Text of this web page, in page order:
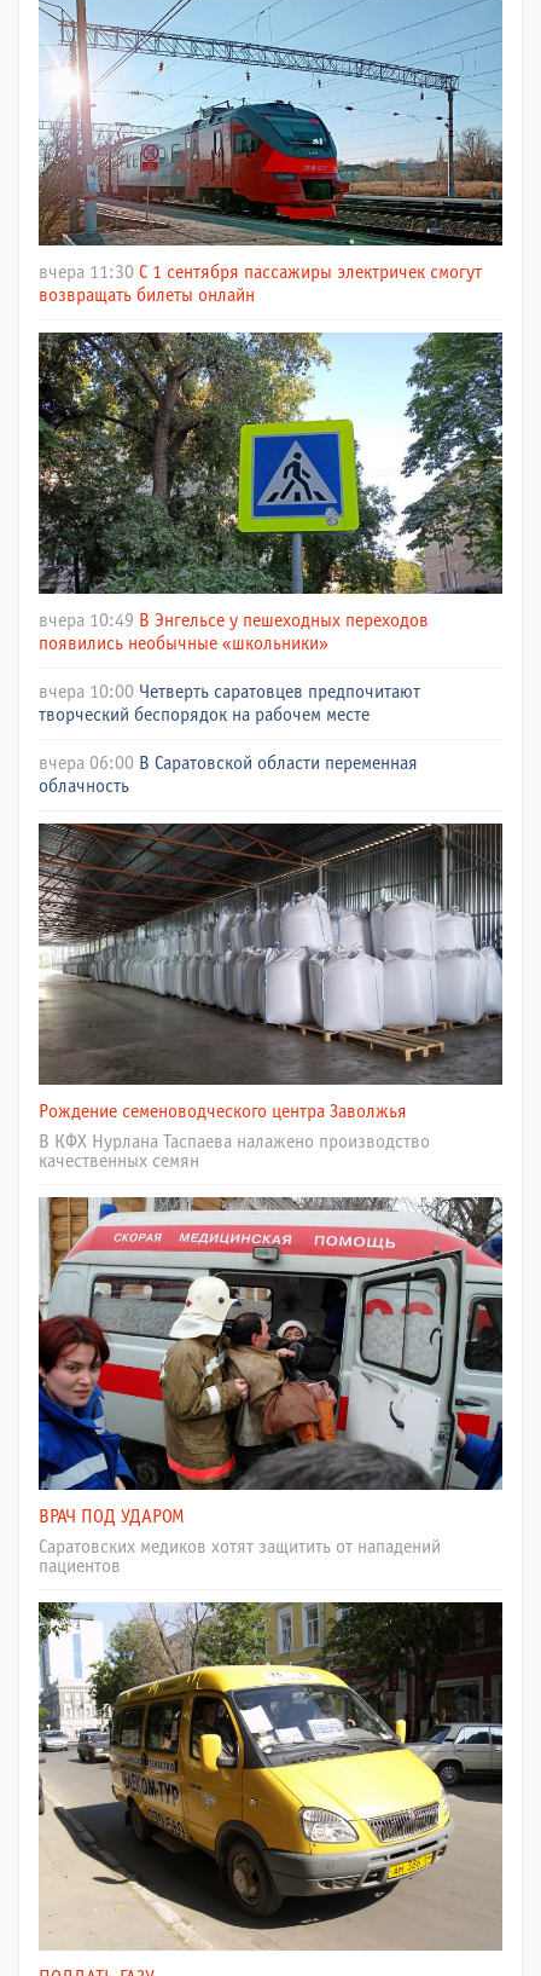
вчера 11:30 С 1 сентября пассажиры электричек смогут
возвращать билеты онлайн
вчера 10:49 В Энгельсе у пешеходных переходов
появились необычные «школьники»
вчера 10:00 Четверть саратовцев предпочитают
творческий беспорядок на рабочем месте
вчера 06:00 В Саратовской области переменная
облачность
Рождение семеноводческого центра Заволжья
В КФХ Нурлана Таспаева налажено производство
качественных семян
ВРАЧ ПОД УДАРОМ
Саратовских медиков хотят защитить от нападений
пациентов